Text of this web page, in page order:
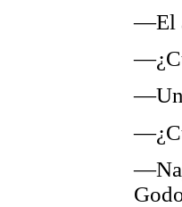
—El